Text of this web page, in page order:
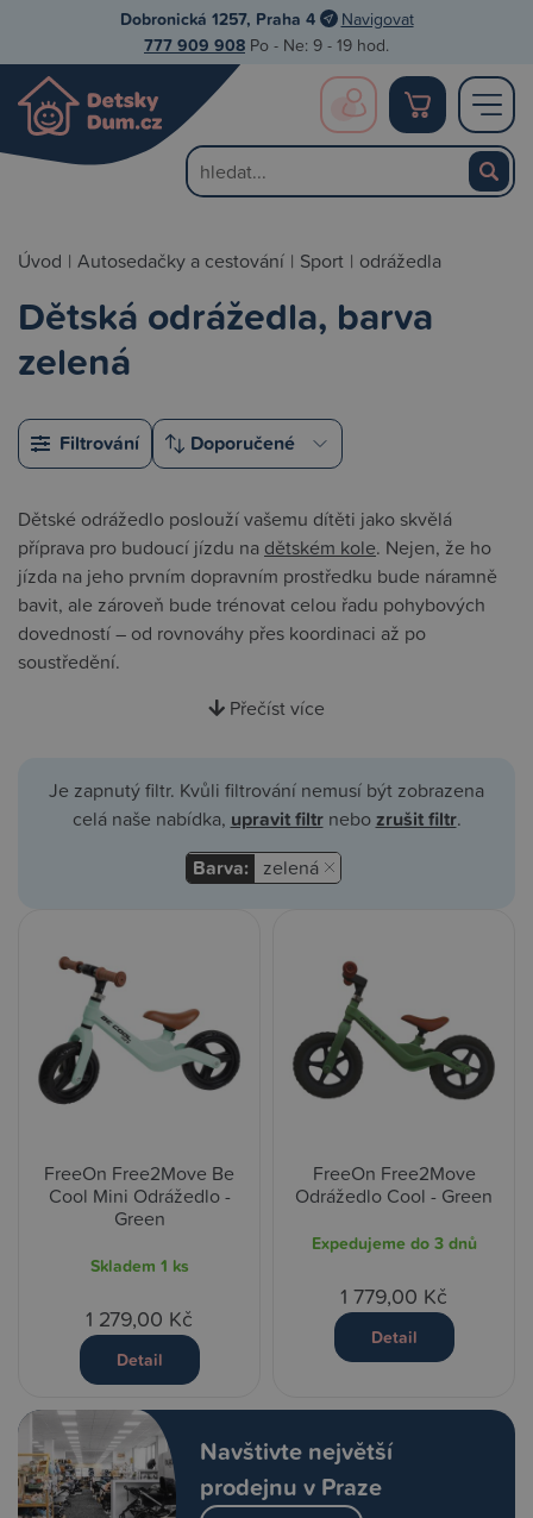
Dobronická 1257, Praha 4 Navigovat
777 909 908 Po - Ne: 9 - 19 hod.
Úvod | Autosedačky a cestování | Sport | odrážedla
Dětská odrážedla, barva
zelená
Filtrování
Dětské odrážedlo poslouží vašemu dítěti jako skvělá
příprava pro budoucí jízdu na dětském kole. Nejen, že ho
jízda na jeho prvním dopravním prostředku bude náramně
bavit, ale zároveň bude trénovat celou řadu pohybových
dovedností – od rovnováhy přes koordinaci až po
soustředění.
Přečíst více
Je zapnutý filtr. Kvůli filtrování nemusí být zobrazena
celá naše nabídka, upravit filtrnebozrušit filtr.
Barva: zelená
Navštivte největší
prodejnu v Praze
FreeOn Free2Move Be
Cool Mini Odrážedlo -
Green
Skladem 1 ks
1 279,00 Kč
Detail
FreeOn Free2Move
Odrážedlo Cool - Green
Expedujeme do 3 dnů
1 779,00 Kč
Detail